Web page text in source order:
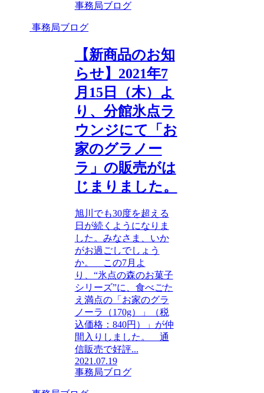
事務局ブログ
事務局ブログ
【新商品のお知
らせ】2021年7
月15日（木）よ
り、分館氷点ラ
ウンジにて「お
家のグラノー
ラ」の販売がは
じまりました。
旭川でも30度を超える
日が続くようになりま
した。みなさま、いか
がお過ごしでしょう
か。 この7月よ
り、“氷点の森のお菓子
シリーズ”に、食べごた
え満点の「お家のグラ
ノーラ（170g）」（税
込価格：840円）」が仲
間入りしました。 通
信販売で好評...
2021.07.19
事務局ブログ